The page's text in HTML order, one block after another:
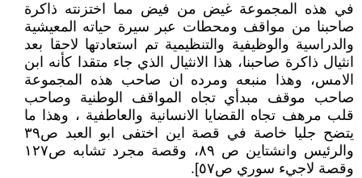
في هذه المجموعة غيض من فيض مما اختزنته ذاكرة
صاحبنا من مواقف ومحطات عبر سيرة حياته المعيشية
والدراسية والوظيفية والتنظيمية تم استعادتها لاحقا بعد
انثيال ذاكرة صاحبنا، هذا الانثيال الذي جاء متقدا كأنه ابن
الامس، وهذا منبعه ومرده ان صاحب هذه المجموعة
صاحب موقف مبدأي تجاه المواقف الوطنية وصاحب
قلب مرهف تجاه القضايا الانسانية والعاطفية ، وهذا ما
يتضح جليا خاصة في قصة اين اختفى ابو العبد ص٣٩
والرئيس وانشتاين ص ٨٩، وقصة مجرد تشابه ص١٢٧
وقصة لاجيء سوري ص٥٧].